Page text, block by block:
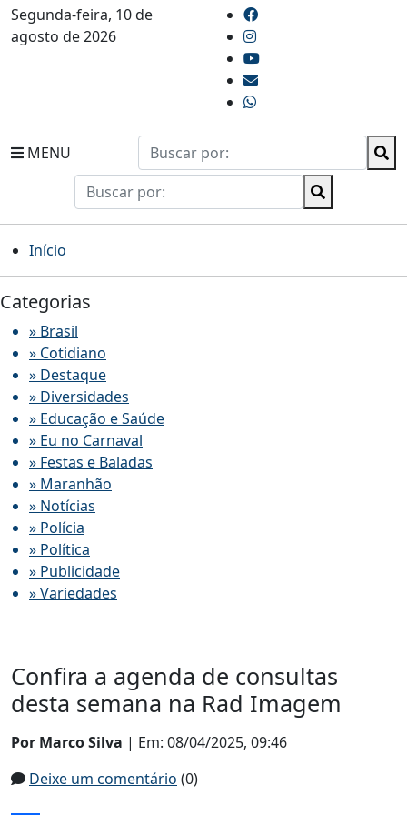
Segunda-feira, 10 de
agosto de 2026
MENU
Início
Categorias
» Brasil
» Cotidiano
» Destaque
» Diversidades
» Educação e Saúde
» Eu no Carnaval
» Festas e Baladas
» Maranhão
» Notícias
» Polícia
» Política
» Publicidade
» Variedades
Confira a agenda de consultas
desta semana na Rad Imagem
Por Marco Silva | Em: 08/04/2025, 09:46
Deixe um comentário (0)